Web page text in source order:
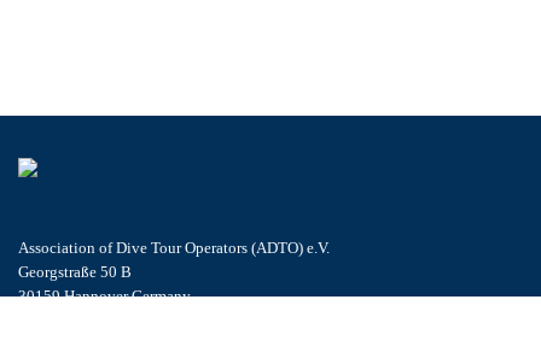
Association of Dive Tour Operators (ADTO) e.V.
Georgstraße 50 B
30159 Hannover Germany